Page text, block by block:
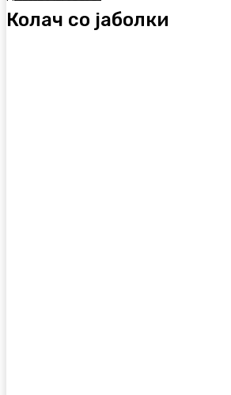
Колач со јаболки